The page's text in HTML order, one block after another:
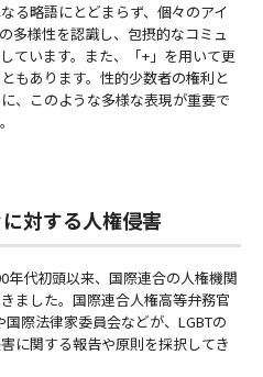
る略語にとどまらず、個々のアイ
多様性を認識し、包摂的なコミュ
ています。また、「+」を用いて更
もあります。性的少数者の権利と
、このような多様な表現が重要で
対する人権侵害
年代初頭以来、国際連合の人権機関
ました。国際連合人権高等弁務官
国際法律家委員会などが、LGBTの
に関する報告や原則を採択してき